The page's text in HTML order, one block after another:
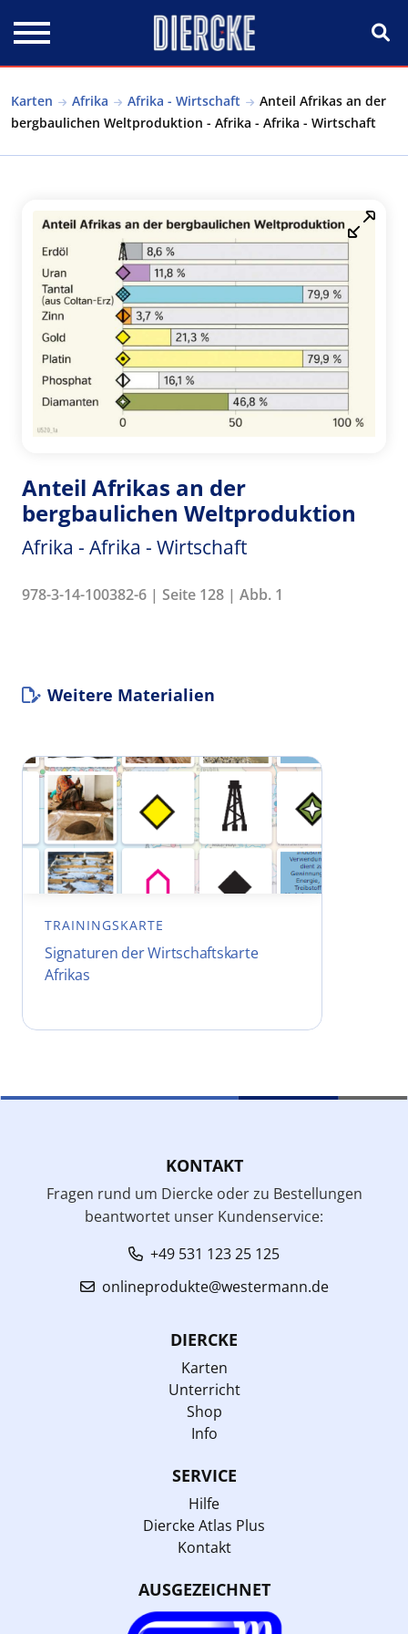
Karten Afrika Afrika - Wirtschaft
Anteil Afrikas an der
bergbaulichen Weltproduktion - Afrika - Afrika - Wirtschaft
Anteil Afrikas an der
bergbaulichen Weltproduktion
Afrika - Afrika - Wirtschaft
978-3-14-100382-6 | Seite 128 | Abb. 1
Weitere Materialien
TRAININGSKARTE
Signaturen der Wirtschaftskarte
Afrikas
KONTAKT
Fragen rund um Diercke oder zu Bestellungen
beantwortet unser Kundenservice:
+49 531 123 25 125
onlineprodukte@westermann.de
DIERCKE
Karten
Unterricht
Shop
Info
SERVICE
Hilfe
Diercke Atlas Plus
Kontakt
AUSGEZEICHNET